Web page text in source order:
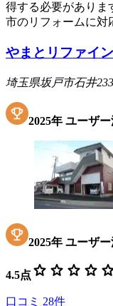
得する必要がありま
市のリフォームに対
やまとリファイ
埼玉県坂戸市石井
2025年 ユーザ
2025年 ユーザ
4.5点 star star star star
口コミ 28件